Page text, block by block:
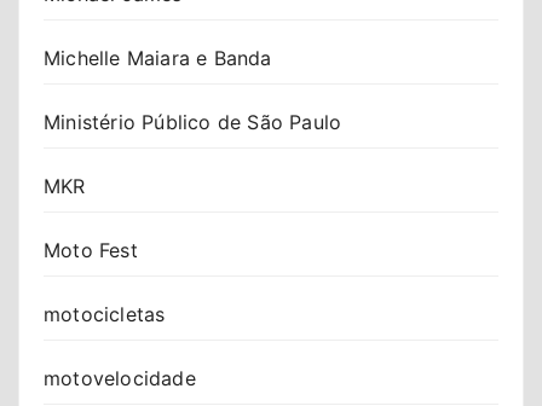
Michelle Maiara e Banda
Ministério Público de São Paulo
MKR
Moto Fest
motocicletas
motovelocidade